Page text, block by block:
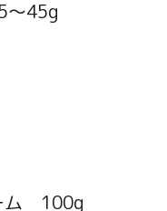
～45g
ム 100g